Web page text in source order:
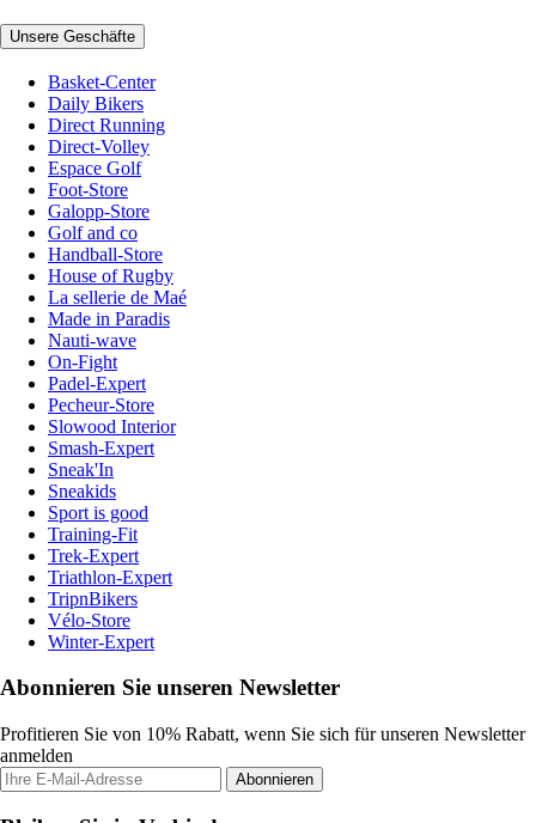
Unsere Geschäfte
Basket-Center
Daily Bikers
Direct Running
Direct-Volley
Espace Golf
Foot-Store
Galopp-Store
Golf and co
Handball-Store
House of Rugby
La sellerie de Maé
Made in Paradis
Nauti-wave
On-Fight
Padel-Expert
Pecheur-Store
Slowood Interior
Smash-Expert
Sneak'In
Sneakids
Sport is good
Training-Fit
Trek-Expert
Triathlon-Expert
TripnBikers
Vélo-Store
Winter-Expert
Abonnieren Sie unseren Newsletter
Profitieren Sie von 10% Rabatt, wenn Sie sich für unseren Newsletter
anmelden
Abonnieren